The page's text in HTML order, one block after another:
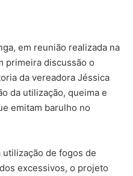
em reunião realizada na
primeira discussão o
da vereadora Jéssica
da utilização, queima e
emitam barulho no
de fogos de
excessivos, o projeto